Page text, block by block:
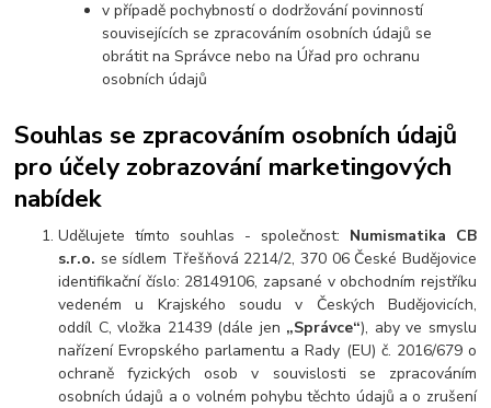
v případě pochybností o dodržování povinností
souvisejících se zpracováním osobních údajů se
obrátit na Správce nebo na Úřad pro ochranu
osobních údajů
Souhlas se zpracováním osobních údajů
pro účely zobrazování marketingových
nabídek
Udělujete tímto souhlas - společnost: Numismatika CB
s.r.o. se sídlem Třešňová 2214/2, 370 06 České Budějovice
identifikační číslo: 28149106, zapsané v obchodním rejstříku
vedeném u Krajského soudu v Českých Budějovicích,
oddíl C, vložka 21439 (dále jen „Správce“), aby ve smyslu
nařízení Evropského parlamentu a Rady (EU) č. 2016/679 o
ochraně fyzických osob v souvislosti se zpracováním
osobních údajů a o volném pohybu těchto údajů a o zrušení